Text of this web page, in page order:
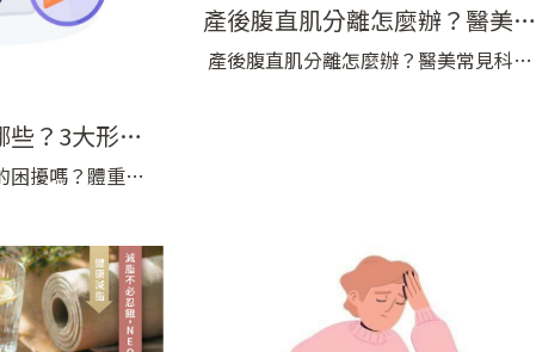
些？3大形成
勻稱體態！
困擾嗎？體重明
，腰圍剛剛好，
想讓整體比例看
食，不如先了
的身形特徵，再
產後腹直肌分離怎麼辦？醫美常
見科技方法，專業醫師告訴你！
產後腹直肌分離怎麼辦？醫美常見科技
懷孕期間，腹部會隨著胎兒成長逐漸撐
開，深層肌肉與筋膜也會跟著承受壓
力。本文將帶大家了解腹直肌分